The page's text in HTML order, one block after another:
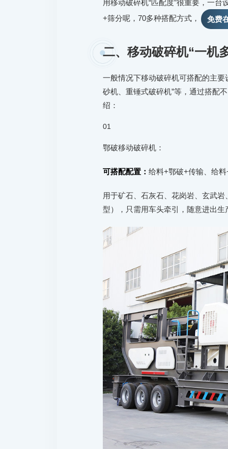
用移动破碎机“匹配度”很重要，一
+筛分呢，70多种搭配方式，
免费
二、移动破碎机“一机
一般情况下移动破碎机可搭配的主
砂机、重锤式破碎机”等，通过搭配
绍：
01
鄂破移动破碎机：
可搭配配置： 给料+鄂破+传输、给
用于矿石、石灰石、花岗岩、玄武
型），只需用车头牵引，随意进出